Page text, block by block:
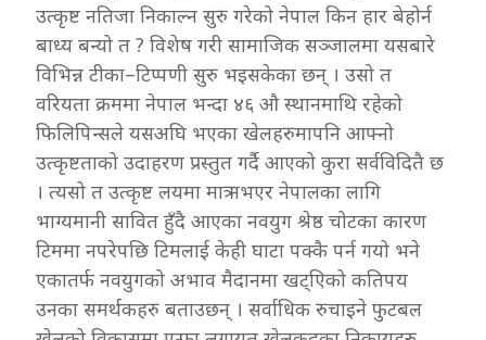
उत्कृष्ट नतिजा निकाल्न सुरु गरेको नेपाल किन हार बेहोर्न
बाध्य बन्यो त ? विशेष गरी सामाजिक सञ्जालमा यसबारे
विभिन्न टीका–टिप्पणी सुरु भइसकेका छन् । उसो त
वरियता क्रममा नेपाल भन्दा ४६ औ स्थानमाथि रहेको
फिलिपिन्सले यसअघि भएका खेलहरुमापनि आफ्नो
उत्कृष्टताको उदाहरण प्रस्तुत गर्दै आएको कुरा सर्वविदितै छ
। त्यसो त उत्कृष्ट लयमा मात्र नभएर नेपालका लागि
भाग्यमानी सावित हुँदै आएका नवयुग श्रेष्ठ चोटका कारण
टिममा नपरेपछि टिमलाई केही घाटा पक्कै पर्न गयो भने
एकातर्फ नवयुगको अभाव मैदानमा खट्एिको कतिपय
उनका समर्थकहरु बताउछन् । सर्वाधिक रुचाइने फुटबल